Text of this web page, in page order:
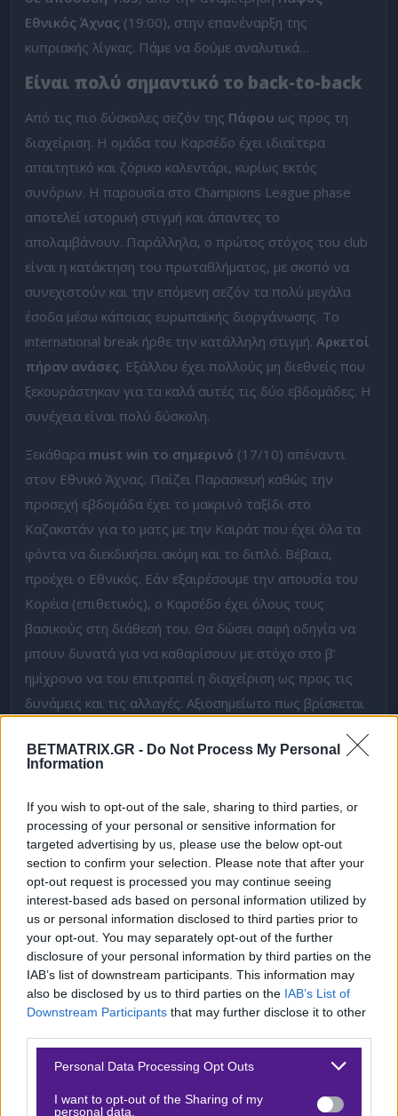
BETMATRIX.GR - Do Not Process My Personal
Information
If you wish to opt-out of the sale, sharing to third parties, or
processing of your personal or sensitive information for
targeted advertising by us, please use the below opt-out
section to confirm your selection. Please note that after your
opt-out request is processed you may continue seeing
interest-based ads based on personal information utilized by
us or personal information disclosed to third parties prior to
your opt-out. You may separately opt-out of the further
disclosure of your personal information by third parties on the
IAB’s list of downstream participants. This information may
also be disclosed by us to third parties on the IAB’s List of
Downstream Participants that may further disclose it to other
Please note that this website/app uses one or more Google
not limited to your visit or usage behaviour. You may click to
Personal Data Processing Opt Outs
I want to opt-out of the Sharing of my
personal data.
Εθνικός Άχνας (19:00), στην επανέναρξη της
κυπριακής λίγκας. Πάμε να δούμε αναλυτικά…
Είναι πολύ σημαντικό το back-to-back
Από τις πιο δύσκολες σεζόν της Πάφου ως προς τη
διαχείριση. Η ομάδα του Καρσέδο έχει ιδιαίτερα
απαιτητικό και ζόρικο καλεντάρι, κυρίως εκτός
συνόρων. Η παρουσία στο Champions League phase
αποτελεί ιστορική στιγμή και άπαντες το
απολαμβάνουν. Παράλληλα, ο πρώτος στόχος του club
είναι η κατάκτηση του πρωταθλήματος, με σκοπό να
συνεχιστούν και την επόμενη σεζόν τα πολύ μεγάλα
έσοδα μέσω κάποιας ευρωπαϊκής διοργάνωσης. Το
international break ήρθε την κατάλληλη στιγμή. Αρκετοί
πήραν ανάσες. Εξάλλου έχει πολλούς μη διεθνείς που
ξεκουράστηκαν για τα καλά αυτές τις δύο εβδομάδες. Η
συνέχεια είναι πολύ δύσκολη.
Ξεκάθαρα must win το σημερινό (17/10) απέναντι
στον Εθνικό Άχνας. Παίζει Παρασκευή καθώς την
προσεχή εβδομάδα έχει το μακρινό ταξίδι στο
Καζακστάν για το ματς με την Καϊράτ που έχει όλα τα
φόντα να διεκδικήσει ακόμη και το διπλό. Βέβαια,
προέχει ο Εθνικός. Εάν εξαιρέσουμε την απουσία του
Κορέια (επιθετικός), ο Καρσέδο έχει όλους τους
βασικούς στη διάθεσή του. Θα δώσει σαφή οδηγία να
μπουν δυνατά για να καθαρίσουν με στόχο στο β’
ημίχρονο να του επιτραπεί η διαχείριση ως προς τις
δυνάμεις και τις αλλαγές. Αξιοσημείωτο πως βρίσκεται
και 11 γκολ στο ενεργητικό ήτοι κάτι λιγότερο από
Ερωτηματικά ως προς το fitness
Υποδέχτηκε τον Διγενή στο προηγούμενο, πριν τη
διακοπή, και επικράτησε 1-0 (εντός), με τον Σκοπιανό
τεχνικός Ανγκελόφσκι να κάνει νικηφόρο ντεμπούτο.
Δεν ήταν καλύτερος οΕθνικός. Δέχτηκε πολλές φάσεις,
δεν μπόρεσε να ακολουθήσει στα τρεξίματακαι
σκόραρε στο τελευταίο 20λεπτο παίρνοντας -και
κρατώντας- το προβάδισμα μέχρι το φινάλε. Δύσκολα
θα τον πάει η μπάλα κατά τον ίδιο τρόπο. Η αποστολή
στην Πάφο είναι εκ των πραγμάτων «ματς εκτός
προγράμματος».
Δεν συγκρίνονται μεταξύ τους σε κανέναν τομέα. Ο